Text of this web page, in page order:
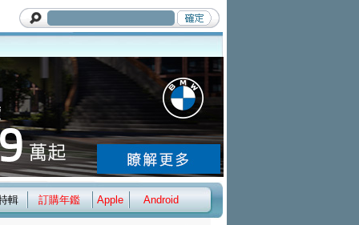
輯 訂購年鑑 Apple Android